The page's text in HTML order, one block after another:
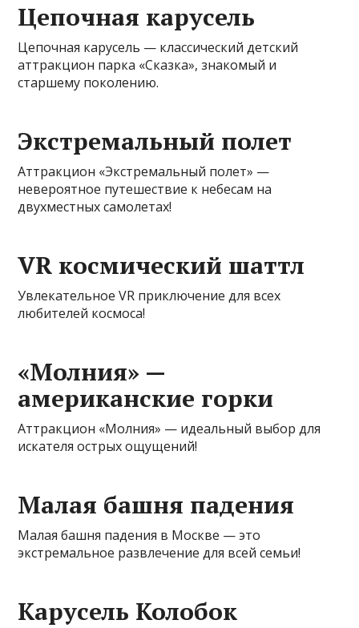
Цепочная карусель
Цепочная карусель — классический детский
аттракцион парка «Сказка», знакомый и
старшему поколению.
Экстремальный полет
Аттракцион «Экстремальный полет» —
невероятное путешествие к небесам на
двухместных самолетах!
VR космический шаттл
Увлекательное VR приключение для всех
любителей космоса!
«Молния» —
американские горки
Аттракцион «Молния» — идеальный выбор для
искателя острых ощущений!
Малая башня падения
Малая башня падения в Москве — это
экстремальное развлечение для всей семьи!
Карусель Колобок